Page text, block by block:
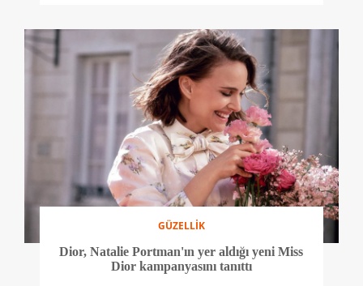
GÜZELLİK
Dior, Natalie Portman'ın yer aldığı yeni Miss
Dior kampanyasını tanıttı